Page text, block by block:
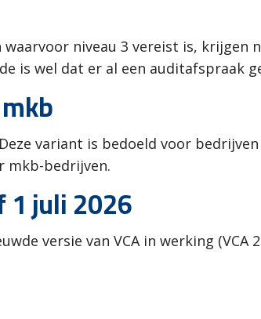
niveau 3 vereist is, krijgen
is wel dat er al een auditafspraak
variant is bedoeld voor
mkb-bedrijven.
1 juli 2026
versie van VCA in werking (VCA